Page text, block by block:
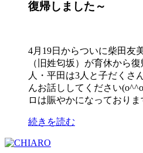
復帰しました～
4月19日からついに柴田友
（旧姓匂坂）が育休から
人・平田は3人と子だくさ
んお話ししてください
ロは賑やかになっておりま
続きを読む